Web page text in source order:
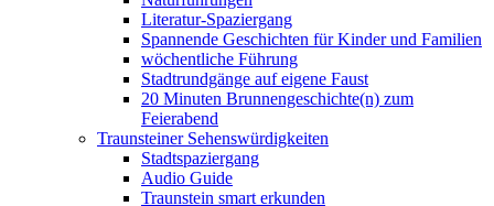
Literatur-Spaziergang
Spannende Geschichten für Kinder und Familien
wöchentliche Führung
Stadtrundgänge auf eigene Faust
20 Minuten Brunnengeschichte(n) zum
Feierabend
Traunsteiner Sehenswürdigkeiten
Stadtspaziergang
Audio Guide
Traunstein smart erkunden